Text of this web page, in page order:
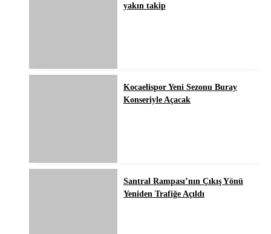
yakın takip
Kocaelispor Yeni Sezonu Buray
Konseriyle Açacak
Santral Rampası’nın Çıkış Yönü
Yeniden Trafiğe Açıldı